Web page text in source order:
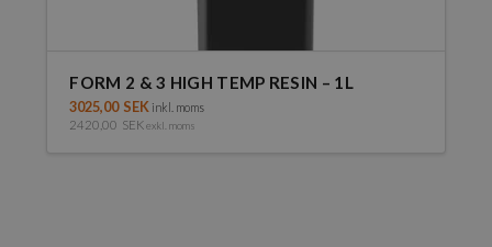
FORM 2 & 3 HIGH TEMP RESIN – 1L
3025,00 SEK inkl. moms
2420,00 SEK exkl. moms